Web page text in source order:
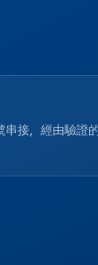
串接，經由驗證